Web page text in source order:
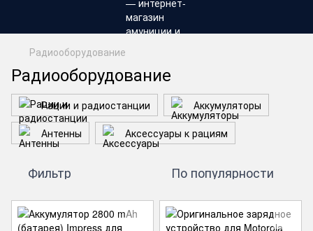
Радиооборудование
Радиооборудование
Рации и радиостанции
Аккумуляторы
Антенны
Аксессуары к рациям
Фильтр По популярности